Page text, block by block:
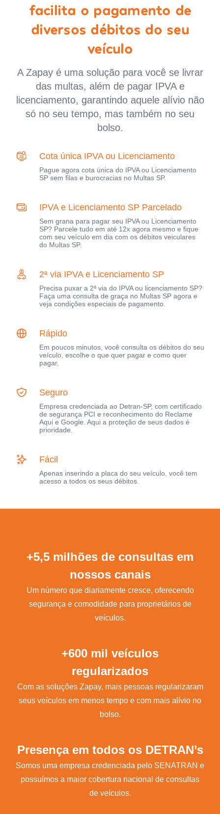
facilita o pagamento de
diversos débitos do seu
veículo
A Zapay é uma solução para você se livrar
das multas, além de pagar IPVA e
licenciamento, garantindo aquele alívio não
só no seu tempo, mas também no seu
bolso.
Cota única IPVA ou Licenciamento
Pague agora cota única do IPVA ou Licenciamento
SP sem filas e burocracias no Multas SP.
IPVA e Licenciamento SP Parcelado
Sem grana para pagar seu IPVA ou Licenciamento
SP? Parcele tudo em até 12x agora mesmo e fique
com seu veículo em dia com os débitos veiculares
do Multas SP.
2ª via IPVA e Licenciamento SP
Precisa puxar a 2ª via do IPVA ou licenciamento SP?
Faça uma consulta de graça no Multas SP agora e
veja condições especiais de pagamento.
Rápido
Em poucos minutos, você consulta os débitos do seu
veículo, escolhe o que quer pagar e como quer
pagar.
Seguro
Empresa credenciada ao Detran-SP, com certificado
de segurança PCI e reconhecimento do Reclame
Aqui e Google. Aqui a proteção de seus dados é
prioridade.
Fácil
Apenas inserindo a placa do seu veículo, você tem
acesso a todos os seus débitos.
+5,5 milhões de consultas em
nossos canais
Um número que diariamente cresce, oferecendo
segurança e comodidade para proprietários de
veículos.
+600 mil veículos
regularizados
Com as soluções Zapay, mais pessoas regularizaram
seus veículos em menos tempo e com mais alívio no
bolso.
Presença em todos os DETRAN’s
Somos uma empresa credenciada pelo SENATRAN e
possuímos a maior cobertura nacional de consultas
de veículos.